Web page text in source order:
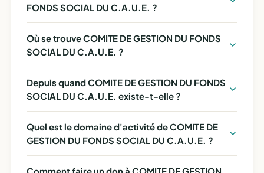
FONDS SOCIAL DU C.A.U.E. ?
Où se trouve COMITE DE GESTION DU FONDS
SOCIAL DU C.A.U.E. ?
Depuis quand COMITE DE GESTION DU FONDS
SOCIAL DU C.A.U.E. existe-t-elle ?
Quel est le domaine d'activité de COMITE DE
GESTION DU FONDS SOCIAL DU C.A.U.E. ?